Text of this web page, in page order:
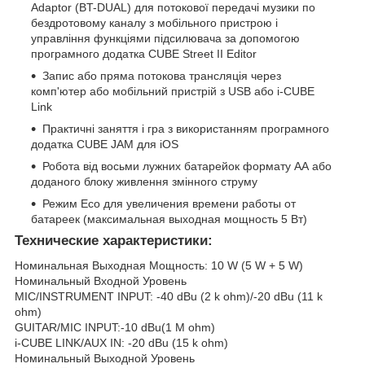
Adaptor (BT-DUAL) для потокової передачі музики по
бездротовому каналу з мобільного пристрою і
управління функціями підсилювача за допомогою
програмного додатка CUBE Street II Editor
Запис або пряма потокова трансляція через
комп'ютер або мобільний пристрій з USB або i-CUBE
Link
Практичні заняття і гра з використанням програмного
додатка CUBE JAM для iOS
Робота від восьми лужних батарейок формату АА або
доданого блоку живлення змінного струму
Режим Eco для увеличения времени работы от
батареек (максимальная выходная мощность 5 Вт)
Технические характеристики:
Номинальная Выходная Мощность: 10 W (5 W + 5 W)
Номинальный Входной Уровень
MIC/INSTRUMENT INPUT: -40 dBu (2 k ohm)/-20 dBu (11 k
ohm)
GUITAR/MIC INPUT:-10 dBu(1 M ohm)
i-CUBE LINK/AUX IN: -20 dBu (15 k ohm)
Номинальный Выходной Уровень